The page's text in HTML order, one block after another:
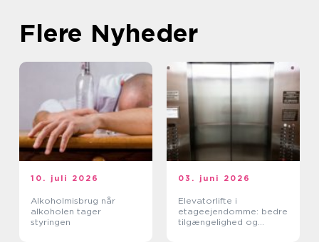
Flere Nyheder
10. juli 2026
Alkoholmisbrug når
alkoholen tager
styringen
03. juni 2026
Elevatorlifte i
etageejendomme: bedre
tilgængelighed og